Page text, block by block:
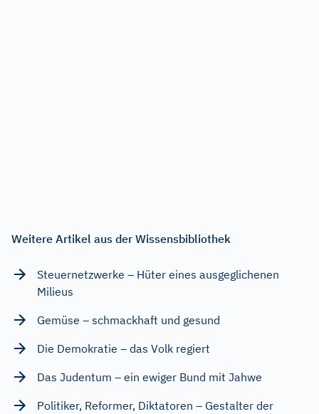
Weitere Artikel aus der Wissensbibliothek
Steuernetzwerke – Hüter eines ausgeglichenen
Milieus
Gemüse – schmackhaft und gesund
Die Demokratie – das Volk regiert
Das Judentum – ein ewiger Bund mit Jahwe
Politiker, Reformer, Diktatoren – Gestalter der